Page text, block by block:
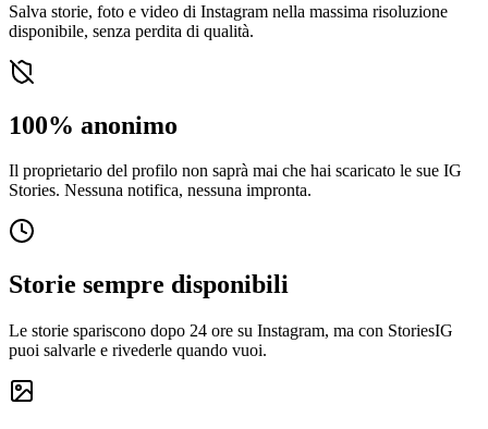
Salva storie, foto e video di Instagram nella massima risoluzione
disponibile, senza perdita di qualità.
100% anonimo
Il proprietario del profilo non saprà mai che hai scaricato le sue IG
Stories. Nessuna notifica, nessuna impronta.
Storie sempre disponibili
Le storie spariscono dopo 24 ore su Instagram, ma con StoriesIG
puoi salvarle e rivederle quando vuoi.